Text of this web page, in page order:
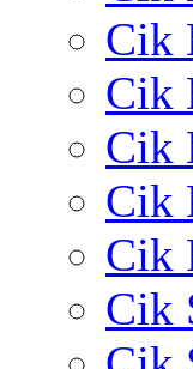
Cik
Cik
Cik
Cik
Cik
Cik